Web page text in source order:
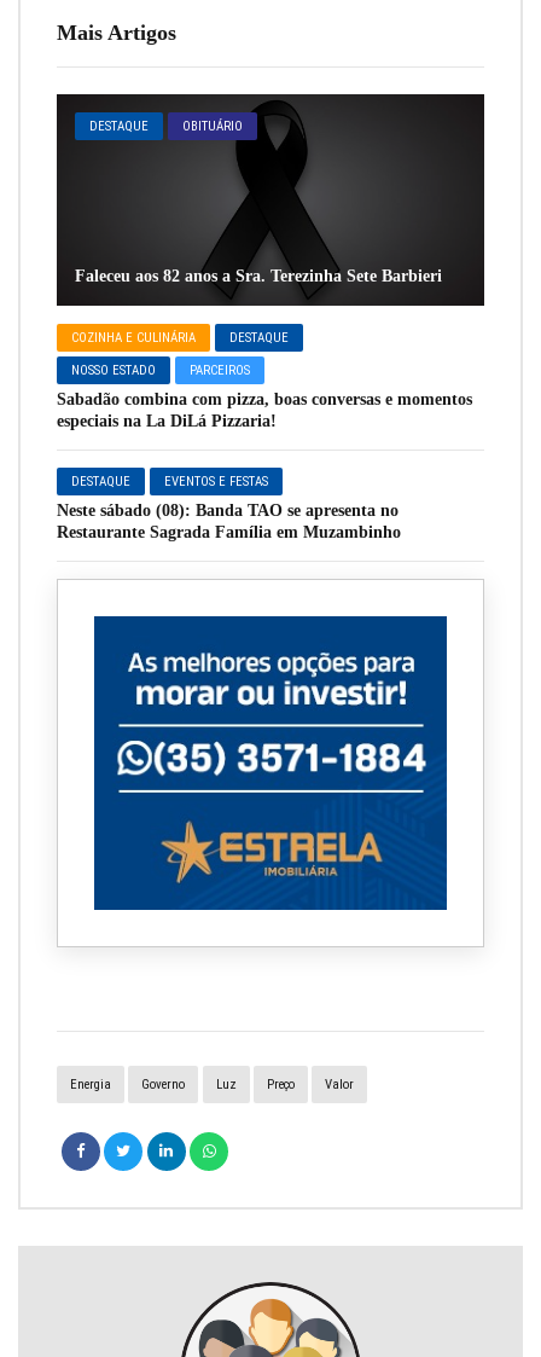
Mais Artigos
DESTAQUE OBITUÁRIO
Faleceu aos 82 anos a Sra. Terezinha Sete Barbieri
COZINHA E CULINÁRIA DESTAQUE
NOSSO ESTADO PARCEIROS
Sabadão combina com pizza, boas conversas e momentos
especiais na La DiLá Pizzaria!
DESTAQUE EVENTOS E FESTAS
Neste sábado (08): Banda TAO se apresenta no
Restaurante Sagrada Família em Muzambinho
Energia Governo Luz Preço Valor